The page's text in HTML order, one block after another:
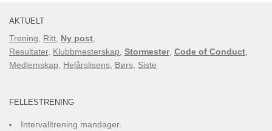
AKTUELT
Trening, Ritt, Ny post,
Resultater, Klubbmesterskap, Stormester, Code of Conduct,
Medlemskap, Helårslisens, Børs, Siste
FELLESTRENING
Intervalltrening mandager.